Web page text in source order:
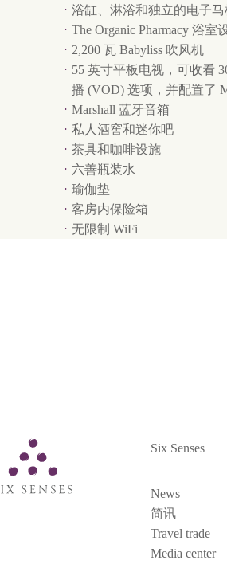
浴缸、淋浴和独立的电子马
The Organic Pharmacy 浴室
2,200 瓦 Babyliss 吹风机
55 英寸平板电视，可收看
播 (VOD) 选项，并配置了
Marshall 蓝牙音箱
私人酒窖和迷你吧
茶具和咖啡设施
六善瓶装水
瑜伽垫
客房内保险箱
无限制 WiFi
Six Senses
News
简讯
Travel trade
Media center